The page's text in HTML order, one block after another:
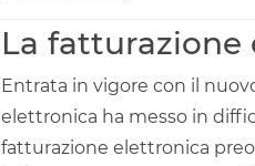
La fatturazione
Entrata in vigore con il
elettronica ha messo in
fatturazione elettronica